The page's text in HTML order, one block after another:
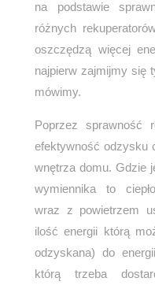
na podstawie
różnych
oszczędzą więcej
najpierw zajmijmy się
mówimy.
Poprzez sprawność
efektywność odzysku
wnętrza domu. Gdzie
wymiennika to
wraz z powietrzem
ilość energii którą
odzyskana) do
którą trzeba